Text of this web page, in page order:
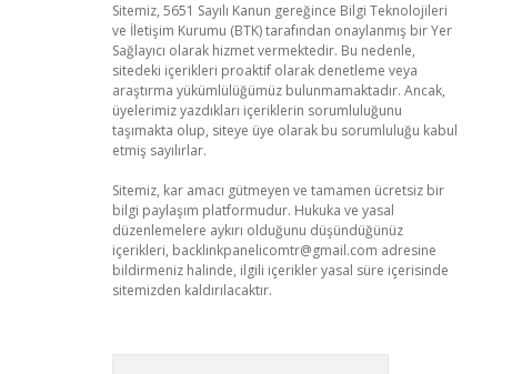
Sitemiz, 5651 Sayılı Kanun gereğince Bilgi Teknolojileri
ve İletişim Kurumu (BTK) tarafından onaylanmış bir Yer
Sağlayıcı olarak hizmet vermektedir. Bu nedenle,
sitedeki içerikleri proaktif olarak denetleme veya
araştırma yükümlülüğümüz bulunmamaktadır. Ancak,
üyelerimiz yazdıkları içeriklerin sorumluluğunu
taşımakta olup, siteye üye olarak bu sorumluluğu kabul
etmiş sayılırlar.
Sitemiz, kar amacı gütmeyen ve tamamen ücretsiz bir
bilgi paylaşım platformudur. Hukuka ve yasal
düzenlemelere aykırı olduğunu düşündüğünüz
içerikleri, backlinkpanelicomtr@gmail.com adresine
bildirmeniz halinde, ilgili içerikler yasal süre içerisinde
sitemizden kaldırılacaktır.